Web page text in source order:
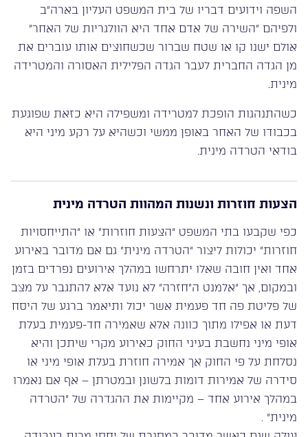
השפה וידועים דבריו של בית המשפט העליון בארה״ב
ולפיהם ״השירה של אדם אחד היא הוולגריות של האחר״
אולם ישנו קו או שטח שברור שכשחוצים אותו עוברים את
מן הגדה החברית לעבר הגדה הפלילית האסורה והמטרידה
מינית.
כשהתנהגות הופכת למטרידה ומשפילה היא כזאת שפוגעת
בכבודו של האחר באופן ממשי וכשהיא על רקע מיני היא
בודאי הטרדה מינית.
הצעות חוזרות ונשנות המהוות הטרדה מינית
כפי שקבעו בתי המשפט “הצעות חוזרות” או “התייחסויות
חוזרות” יכולות ליצור “הטרדה מינית” גם אם מדובר באירוע
אחד ואין חובה שאלו יתרחשו במהלך אירועים נפרדים בזמן
ובמקום, אך “אלמנט ה”חזרה” לא נועד אלא להתגבר על מצב
של פליטת פה חד פעמית אשר יכול ותיאמר ברגע של היסח
דעת או אפילו מתוך כוונה אלא שאמירה חד-פעמית בעלת
אופי מיני נחשבת בעיני החוק כאירוע מקרי שיתכן והיא
נסלחת על פי החוק אך אמירה חוזרת בעלת אופי מיני או
סידרה של אמירות דומות בלשונן ובמטרתן – אף אם נאמרו
במהלך אירוע אחד – מקיימות את ההגדרה של “הטרדה
מינית” .